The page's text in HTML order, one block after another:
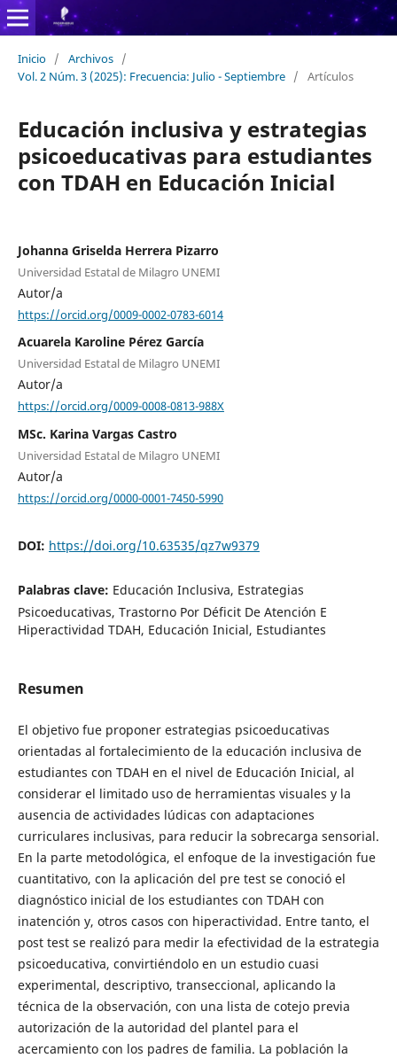
Inicio / Archivos /
Vol. 2 Núm. 3 (2025): Frecuencia: Julio - Septiembre / Artículos
Educación inclusiva y estrategias
psicoeducativas para estudiantes
con TDAH en Educación Inicial
Johanna Griselda Herrera Pizarro
Universidad Estatal de Milagro UNEMI
Autor/a
https://orcid.org/0009-0002-0783-6014
Acuarela Karoline Pérez García
Universidad Estatal de Milagro UNEMI
Autor/a
https://orcid.org/0009-0008-0813-988X
MSc. Karina Vargas Castro
Universidad Estatal de Milagro UNEMI
Autor/a
https://orcid.org/0000-0001-7450-5990
DOI: https://doi.org/10.63535/qz7w9379
Palabras clave: Educación Inclusiva, Estrategias
Psicoeducativas, Trastorno Por Déficit De Atención E
Hiperactividad TDAH, Educación Inicial, Estudiantes
Resumen
El objetivo fue proponer estrategias psicoeducativas
orientadas al fortalecimiento de la educación inclusiva de
estudiantes con TDAH en el nivel de Educación Inicial, al
considerar el limitado uso de herramientas visuales y la
ausencia de actividades lúdicas con adaptaciones
curriculares inclusivas, para reducir la sobrecarga sensorial.
En la parte metodológica, el enfoque de la investigación fue
cuantitativo, con la aplicación del pre test se conoció el
diagnóstico inicial de los estudiantes con TDAH con
inatención y, otros casos con hiperactividad. Entre tanto, el
post test se realizó para medir la efectividad de la estrategia
psicoeducativa, convirtiéndolo en un estudio cuasi
experimental, descriptivo, transeccional, aplicando la
técnica de la observación, con una lista de cotejo previa
autorización de la autoridad del plantel para el
acercamiento con los padres de familia. La población la